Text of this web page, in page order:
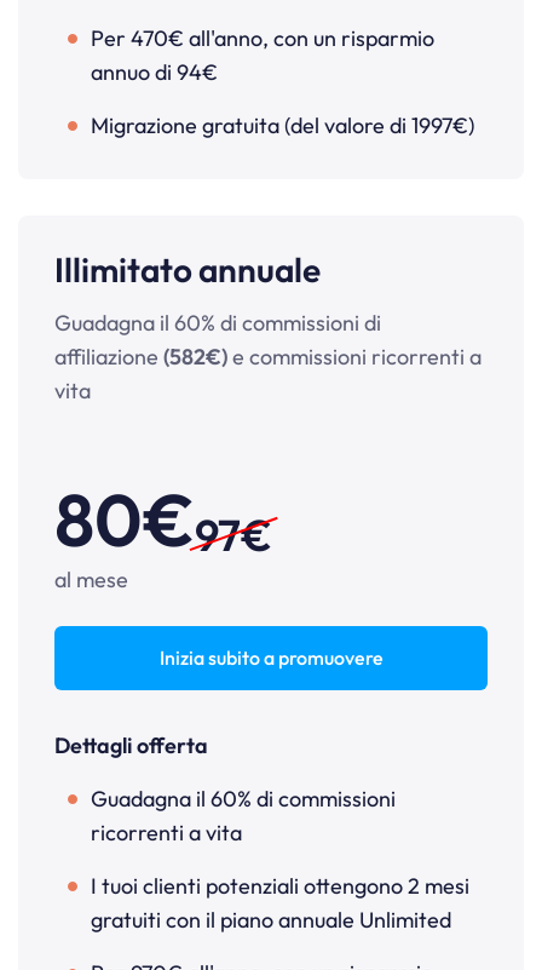
Per 470€ all'anno, con un risparmio
annuo di 94€
Migrazione gratuita (del valore di 1997€)
Illimitato annuale
Guadagna il 60% di commissioni di
affiliazione (582€)e commissioni ricorrenti a
vita
80€97€
al mese
Inizia subito a promuovere
Dettagli offerta
Guadagna il 60% di commissioni
ricorrenti a vita
I tuoi clienti potenziali ottengono 2 mesi
gratuiti con il piano annuale Unlimited